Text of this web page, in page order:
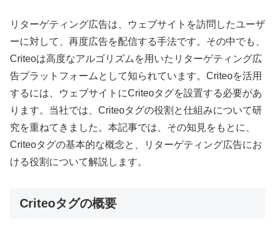
リターゲティング広告は、ウェブサイトを訪問したユーザ
ーに対して、再度広告を配信する手法です。その中でも、
Criteoは高度なアルゴリズムを用いたリターゲティング広
告プラットフォームとして知られています。Criteoを活用
するには、ウェブサイトにCriteoタグを設置する必要があ
ります。当社では、Criteoタグの役割と仕組みについて研
究を重ねてきました。本記事では、その知見をもとに、
Criteoタグの基本的な概念と、リターゲティング広告にお
ける役割について解説します。
Criteoタグの概要